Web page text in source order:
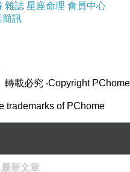
麼它也會由清楚走向粗
它們面向的是不同層面。
若有價值，則主要處理承
，後者回應的是人在知道
前者幫助人看清條件與因
裂。它們未必總是完全分
接觸不等於取代，交疊也
雜誌 星座命理 會員中心
簡訊
轉載必究 ‧Copyright PChome
trademarks of PChome
最新文章